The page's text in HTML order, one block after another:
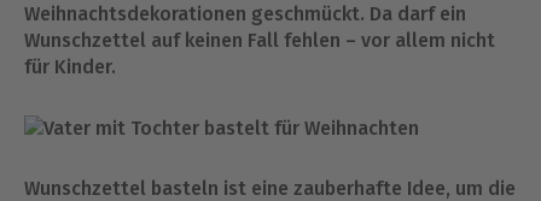
Weihnachtsdekorationen geschmückt. Da darf ein
Wunschzettel auf keinen Fall fehlen – vor allem nicht
für Kinder.
Wunschzettel basteln ist eine zauberhafte Idee, um die